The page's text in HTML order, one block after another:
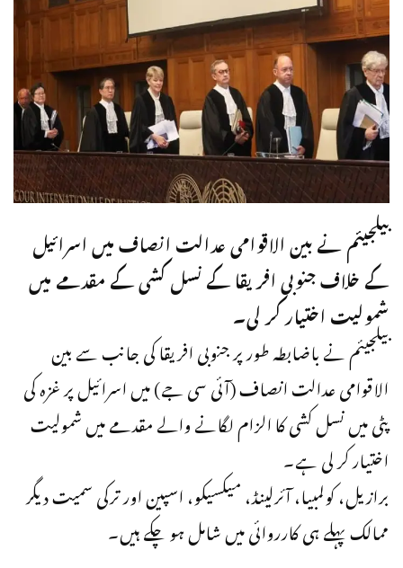
بیلجیئم نے بین الاقوامی عدالت انصاف میں اسرائیل
کے خلاف جنوبی افریقا کے نسل کشی کے مقدمے میں
شمولیت اختیار کر لی۔
بیلجیئم نے باضابطہ طور پر جنوبی افریقا کی جانب سے بین
الاقوامی عدالت انصاف (آئی سی جے) میں اسرائیل پر غزہ کی
پٹی میں نسل کشی کا الزام لگانے والے مقدمے میں شمولیت
اختیار کر لی ہے۔
برازیل، کولمبیا، آئرلینڈ، میکسیکو، اسپین اور ترکی سمیت دیگر
ممالک پہلے ہی کارروائی میں شامل ہو چکے ہیں۔